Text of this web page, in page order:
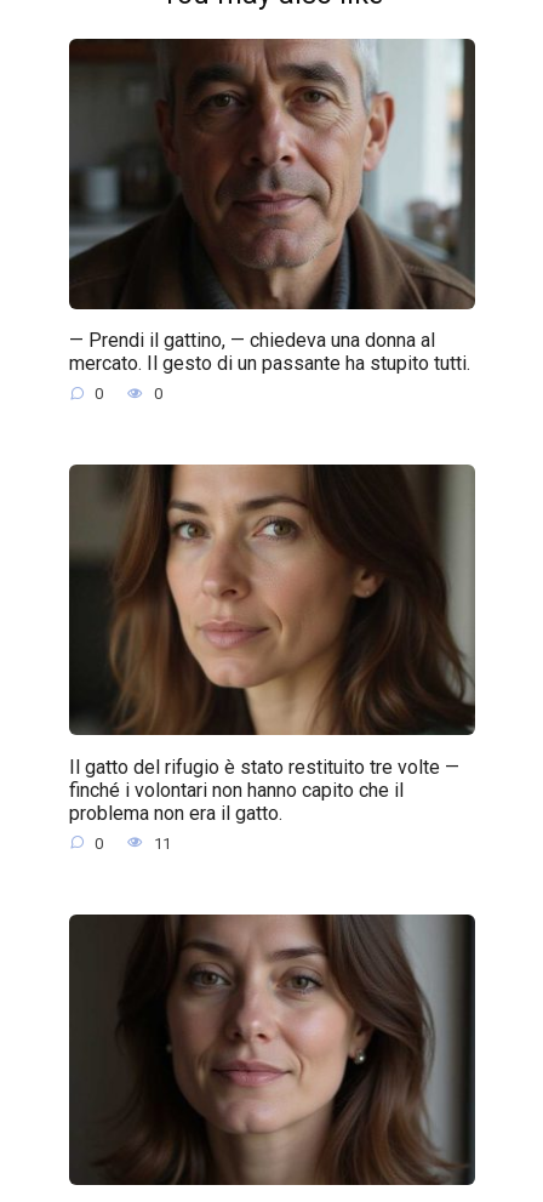
— Prendi il gattino, — chiedeva una donna al
mercato. Il gesto di un passante ha stupito tutti.
0 0
Il gatto del rifugio è stato restituito tre volte —
finché i volontari non hanno capito che il
problema non era il gatto.
0 11